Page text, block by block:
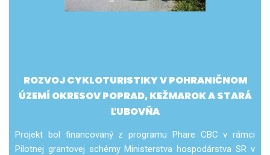
ROZVOJ CYKLOTURISTIKY V POHRANIČNOM
ÚZEMÍ OKRESOV POPRAD, KEŽMAROK A STARÁ
ĽUBOVŇA
Projekt bol financovaný z programu Phare CBC v rámci
Pilotnej grantovej schémy Ministerstva hospodárstva SR v